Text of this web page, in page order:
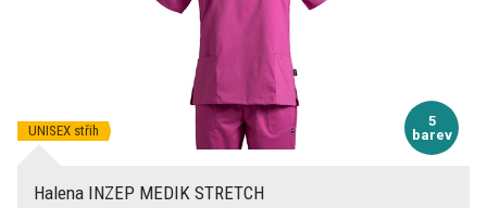
5
barev
UNISEX střih
Halena INZEP MEDIK STRETCH